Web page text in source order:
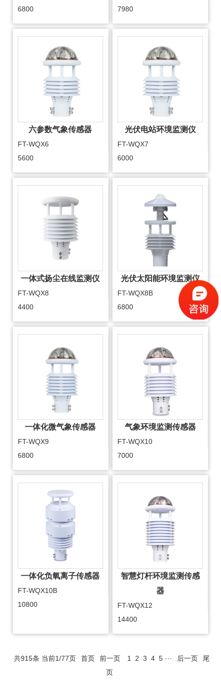
6800
7980
六参数气象传感器
FT-WQX6
5600
光伏电站环境监测仪
FT-WQX7
6000
一体式扬尘在线监测仪
FT-WQX8
4400
光伏太阳能环境监测仪
FT-WQX8B
6800
一体化微气象传感器
FT-WQX9
6800
气象环境监测传感器
FT-WQX10
7000
一体化负氧离子传感器
FT-WQX10B
10800
智慧灯杆环境监测传感
器
FT-WQX12
14400
共915条 当前1/77页 首页 前一页 1 2 3 4 5 ··· 后一页
尾
页